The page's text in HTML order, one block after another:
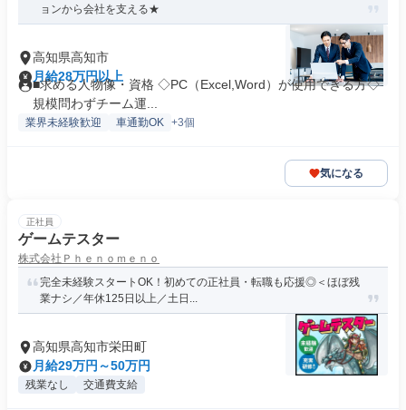
ョンから会社を支える★
高知県高知市
月給28万円以上
■求める人物像・資格 ◇PC（Excel,Word）が使用できる方◇
規模問わずチーム運...
業界未経験歓迎 車通勤OK +3個
気になる
正社員
ゲームテスター
株式会社Ｐｈｅｎｏｍｅｎｏ
完全未経験スタートOK！初めての正社員・転職も応援◎＜ほぼ残
業ナシ／年休125日以上／土日...
高知県高知市栄田町
月給29万円～50万円
残業なし 交通費支給